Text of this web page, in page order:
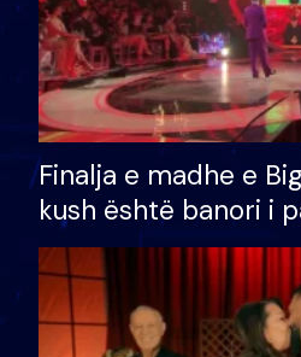
Finalja e madhe e
kush është banori i
shtëpinë dhe humb
të fituar çmimin e